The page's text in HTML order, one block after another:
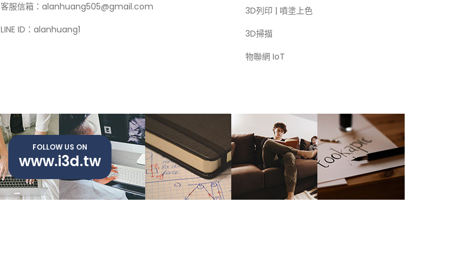
客服信箱：alanhuang505@gmail.com
LINE ID：alanhuang1
3D列印 | 噴塗上色
3D掃描
物聯網 IoT
FOLLOW US ON
www.i3d.tw